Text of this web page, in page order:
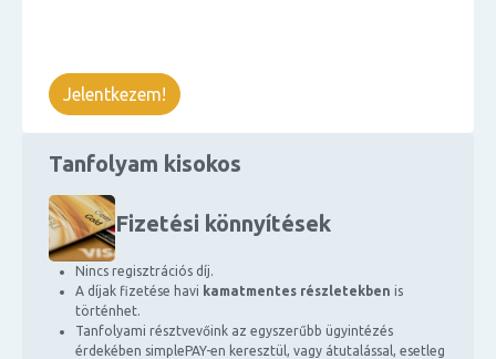
Tanfolyam kisokos
Fizetési könnyítések
Nincs regisztrációs díj.
A díjak fizetése havi kamatmentes részletekben is
történhet.
Tanfolyami résztvevőink az egyszerűbb ügyintézés
érdekében simplePAY-en keresztül, vagy átutalással, esetleg
Jelentkezem!